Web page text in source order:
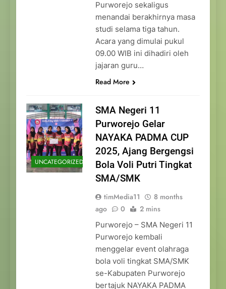
Purworejo sekaligus
menandai berakhirnya masa
studi selama tiga tahun.
Acara yang dimulai pukul
09.00 WIB ini dihadiri oleh
jajaran guru…
Read More
UNCATEGORIZED
SMA Negeri 11
Purworejo Gelar
NAYAKA PADMA CUP
2025, Ajang Bergengsi
Bola Voli Putri Tingkat
SMA/SMK
timMedia11
8 months
ago
0 2 mins
Purworejo – SMA Negeri 11
Purworejo kembali
menggelar event olahraga
bola voli tingkat SMA/SMK
se-Kabupaten Purworejo
bertajuk NAYAKA PADMA